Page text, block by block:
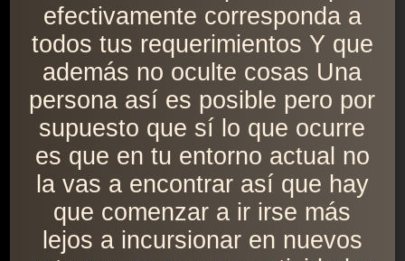
efectivamente corresponda a
todos tus requerimientos Y que
además no oculte cosas Una
persona así es posible pero por
supuesto que sí lo que ocurre
es que en tu entorno actual no
la vas a encontrar así que hay
que comenzar a ir irse más
lejos a incursionar en nuevos